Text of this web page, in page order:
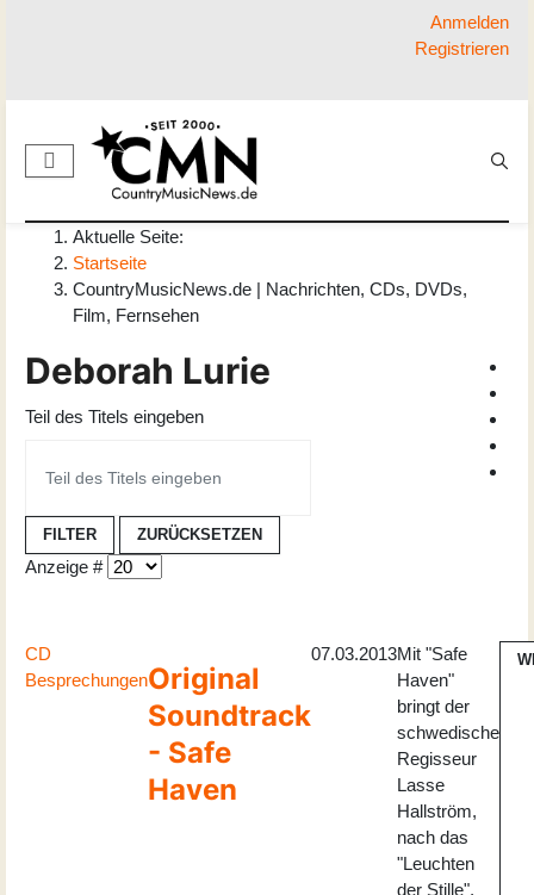
Anmelden
Registrieren
Aktuelle Seite:
Startseite
CountryMusicNews.de | Nachrichten, CDs, DVDs,
Film, Fernsehen
Deborah Lurie
Teil des Titels eingeben
FILTER ZURÜCKSETZEN
Anzeige #
CD
BesprechungenOriginal
Soundtrack
- Safe
Haven
07.03.2013Mit "Safe
Haven"
bringt der
schwedische
Regisseur
Lasse
Hallström,
nach das
"Leuchten
der Stille",